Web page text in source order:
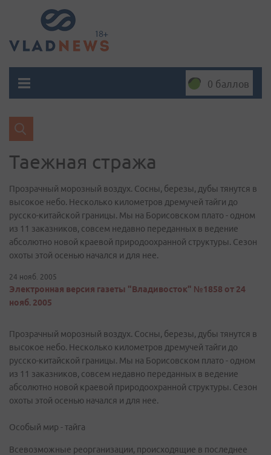
0 баллов
Таежная стража
Прозрачный морозный воздух. Сосны, березы, дубы тянутся в
высокое небо. Несколько километров дремучей тайги до
русско-китайской границы. Мы на Борисовском плато - одном
из 11 заказников, совсем недавно переданных в ведение
абсолютно новой краевой природоохранной структуры. Сезон
охоты этой осенью начался и для нее.
24 нояб. 2005
Электронная версия газеты "Владивосток" №1858 от 24
нояб. 2005
Прозрачный морозный воздух. Сосны, березы, дубы тянутся в
высокое небо. Несколько километров дремучей тайги до
русско-китайской границы. Мы на Борисовском плато - одном
из 11 заказников, совсем недавно переданных в ведение
абсолютно новой краевой природоохранной структуры. Сезон
охоты этой осенью начался и для нее.
Особый мир - тайга
Всевозможные реорганизации, происходящие в последнее